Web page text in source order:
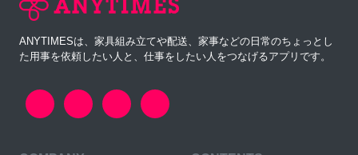
ANYTIMESは、家具組み立てや配送、家事などの日常のちょっとし
た用事を依頼したい人と、仕事をしたい人をつなげるアプリです。